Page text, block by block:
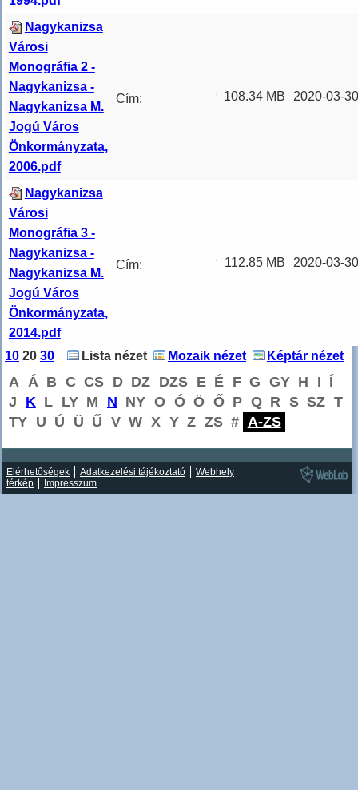
Nagykanizsa
Városi
Monográfia 2 -
Nagykanizsa -
Nagykanizsa M.
Jogú Város
Önkormányzata,
2006.pdf
Cím:
108.34 MB 2020-03-
Nagykanizsa
Városi
Monográfia 3 -
Nagykanizsa -
Nagykanizsa M.
Jogú Város
Önkormányzata,
2014.pdf
Cím:
112.85 MB 2020-03-
10 20 30 Lista nézet Mozaik nézet Képtár nézet
A Á B C CS D DZ DZS E É F G GY H I Í
J
K L LY M N NY O Ó Ö Ő P Q R S SZ T
TY U Ú Ü Ű V W X Y Z ZS # A-ZS
Elérhetőségek Adatkezelési tájékoztató
Webhely
térkép
Impresszum